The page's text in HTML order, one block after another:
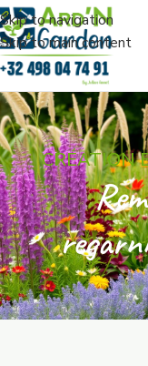
Skip to navigation
Skip to main content
CRÉATION